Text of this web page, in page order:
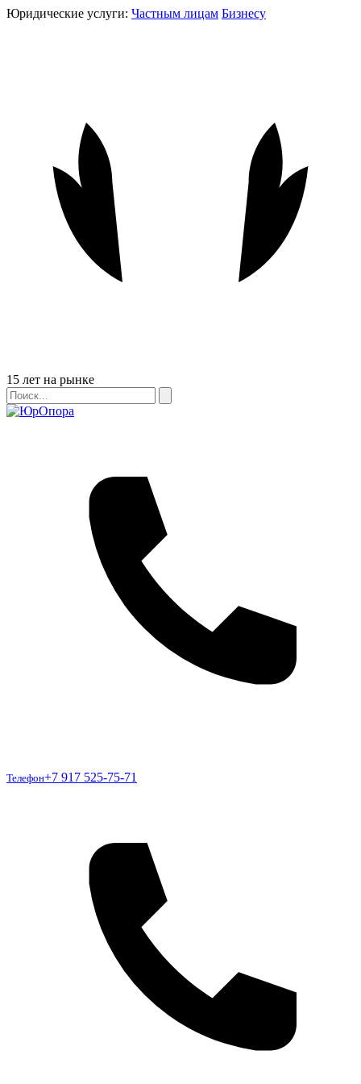
Юридические услуги: Частным лицам Бизнесу
Бейдж
15 лет на рынке
Поиск
Поиск
Телефон
Телефон+7 917 525-75-71